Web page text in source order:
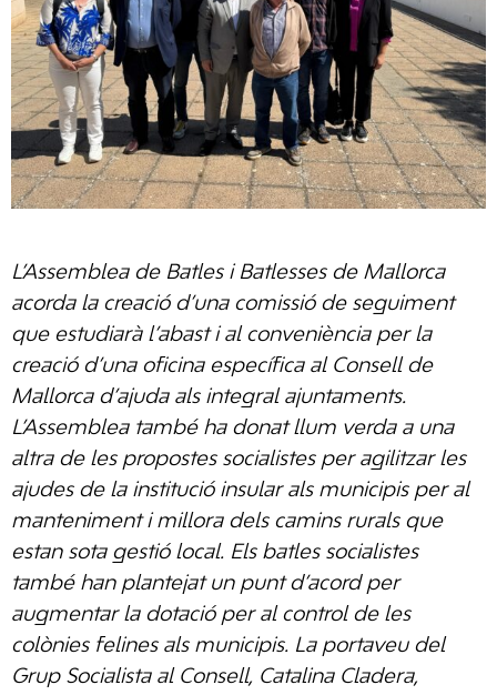
L’Assemblea de Batles i Batlesses de Mallorca
acorda la creació d’una comissió de seguiment
que estudiarà l’abast i al conveniència per la
creació d’una oficina específica al Consell de
Mallorca d’ajuda als integral ajuntaments.
L’Assemblea també ha donat llum verda a una
altra de les propostes socialistes per agilitzar les
ajudes de la institució insular als municipis per al
manteniment i millora dels camins rurals que
estan sota gestió local. Els batles socialistes
també han plantejat un punt d’acord per
augmentar la dotació per al control de les
colònies felines als municipis. La portaveu del
Grup Socialista al Consell, Catalina Cladera,